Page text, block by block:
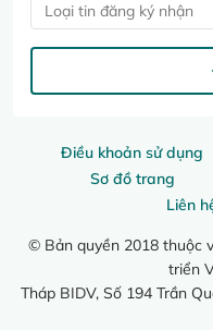
Điều khoản sử dụng
Sơ đồ trang
Liên
© Bản quyền 2018 thuộc
triển
Tháp BIDV, Số 194 Trần
Loại tin đăng ký nhận